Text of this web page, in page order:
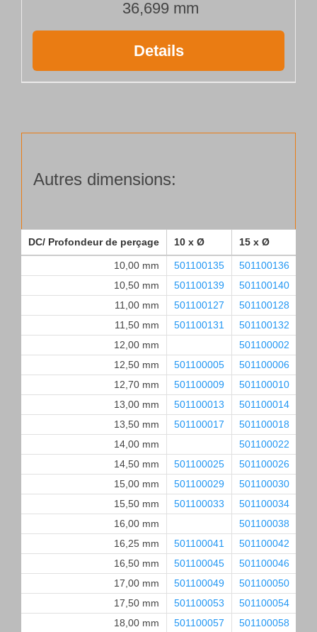
36,699 mm
Details
Autres dimensions:
DC/ Profondeur de perçage 10 x Ø 15 x Ø
10,00 mm 501100135 501100136
10,50 mm
501100139 501100140
11,00 mm
501100127 501100128
11,50 mm
501100131 501100132
12,00 mm
501100002
12,50 mm
501100005 501100006
12,70 mm
501100009 501100010
13,00 mm
501100013 501100014
13,50 mm
501100017 501100018
14,00 mm
501100022
14,50 mm
501100025 501100026
15,00 mm
501100029 501100030
15,50 mm
501100033 501100034
16,00 mm
501100038
16,25 mm
501100041 501100042
16,50 mm
501100045 501100046
17,00 mm
501100049 501100050
17,50 mm
501100053 501100054
18,00 mm
501100057 501100058